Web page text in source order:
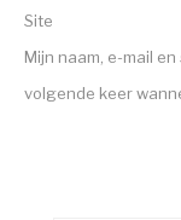
Site
Mijn naam, e-mail
volgende keer